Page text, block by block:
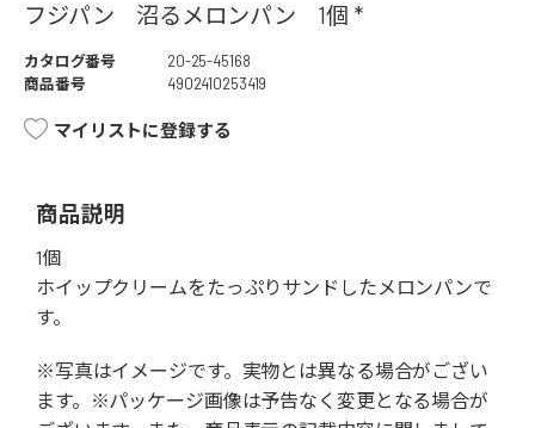
フジパン 沼るメロンパン 1個 *
カタログ番号
20-25-45168
商品番号
4902410253419
マイリストに登録する
商品説明
1個
ホイップクリームをたっぷりサンドしたメロンパンで
す。
※写真はイメージです。実物とは異なる場合がござい
ます。※パッケージ画像は予告なく変更となる場合が